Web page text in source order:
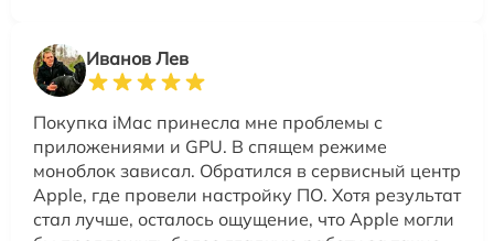
Иванов Лев
Покупка iMac принесла мне проблемы с
приложениями и GPU. В спящем режиме
моноблок зависал. Обратился в сервисный центр
Apple, где провели настройку ПО. Хотя результат
стал лучше, осталось ощущение, что Apple могли